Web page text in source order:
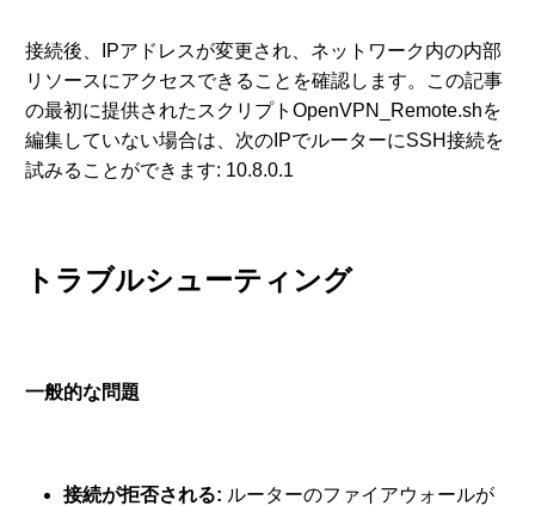
接続後、IPアドレスが変更され、ネットワーク内の内部
リソースにアクセスできることを確認します。この記事
の最初に提供されたスクリプトOpenVPN_Remote.shを
編集していない場合は、次のIPでルーターにSSH接続を
試みることができます: 10.8.0.1
トラブルシューティング
一般的な問題
接続が拒否される: ルーターのファイアウォールが